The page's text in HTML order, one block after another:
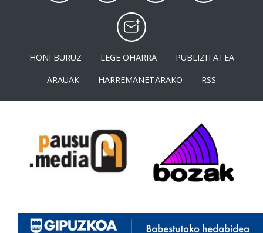
HONI BURUZ LEGE OHARRA
PUBLIZITATEA
ARAUAK
HARREMANETARAKO RSS